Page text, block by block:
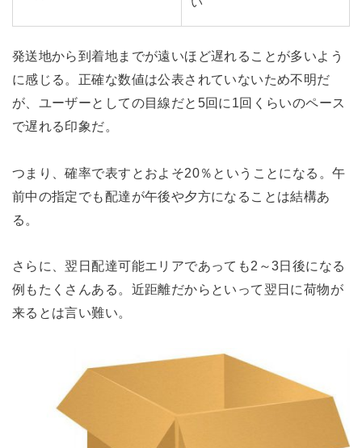
発送地から到着地までが遠いほど遅れることが多いよう
に感じる。正確な数値は公表されていないため不明だ
が、ユーザーとしての目線だと5回に1回くらいのペース
で遅れる印象だ。
つまり、確率で表すとおよそ20％ということになる。午
前中の指定でも配達が午後や夕方になることは結構あ
る。
さらに、翌日配達可能エリアであっても2～3日後になる
例もたくさんある。近距離だからといって翌日に荷物が
来るとは言い難い。